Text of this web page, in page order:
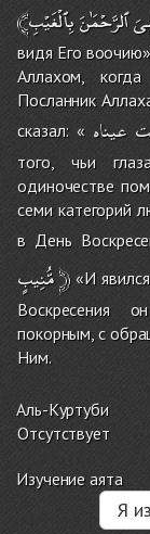
ٱلرَّحْمَٰنَبِٱلْغَيْبِ
видя Его
Аллахом,
Посланник
сказал: « عيناه
того, чьи
одиночестве
семи категорий
в День
مُّنِيبٍ﴿«И
Воскресения
покорным, с
Ним.
Аль-Куртуби
Отсутствует
Изучение аята
Я